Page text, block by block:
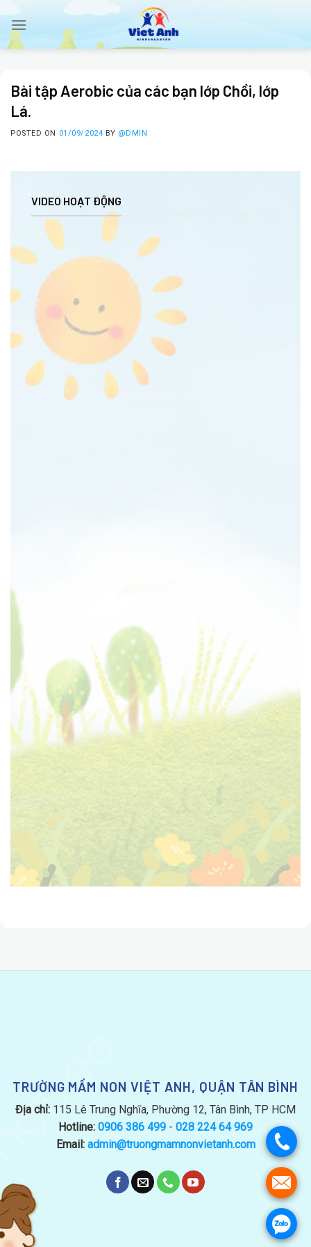
.
.
.
content
Bài tập Aerobic của các bạn lớp Chồi, lớp
Lá.
POSTED ON 01/09/2024 BY @DMIN
VIDEO HOẠT ĐỘNG
TRƯỜNG MẦM NON VIỆT ANH, QUẬN TÂN BÌNH
Địa chỉ: 115 Lê Trung Nghĩa, Phường 12, Tân Bình, TP HCM
Hotline: 0906 386 499 - 028 224 64 969
Email: admin@truongmamnonvietanh.com